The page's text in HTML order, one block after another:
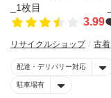
3.99
リサイクルショップ 古着
配達・デリバリー対応
駐車場有